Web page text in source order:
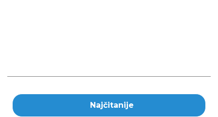
Najčitanije